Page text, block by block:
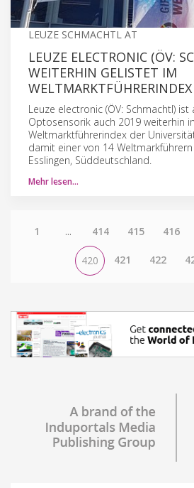
LEUZE SCHMACHTL AT
LEUZE ELECTRONIC (ÖV:
WEITERHIN GELISTET IM
WELTMARKTFÜHRERINDEX
Leuze electronic (ÖV: Schmachtl)
Optosensorik auch 2019 weiterhin
Weltmarktführerindex der
damit einer von 14
Esslingen, Süddeutschland.
Mehr lesen…
1 ... 414 415 416
420 421 422